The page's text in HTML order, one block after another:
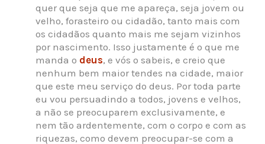
quer que seja que me apareça, seja jovem ou
velho, forasteiro ou cidadão, tanto mais com
os cidadãos quanto mais me sejam vizinhos
por nascimento. Isso justamente é o que me
manda o deus, e vós o sabeis, e creio que
nenhum bem maior tendes na cidade, maior
que este meu serviço do deus. Por toda parte
eu vou persuadindo a todos, jovens e velhos,
a não se preocuparem exclusivamente, e
nem tão ardentemente, com o corpo e com as
riquezas, como devem preocupar-se com a